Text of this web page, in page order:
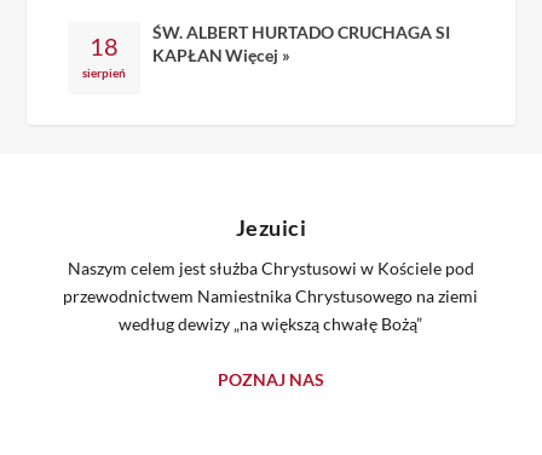
18
sierpień
ŚW. ALBERT HURTADO CRUCHAGA SI
KAPŁAN Więcej »
Jezuici
Naszym celem jest służba Chrystusowi w Kościele pod
przewodnictwem Namiestnika Chrystusowego na ziemi
według dewizy „na większą chwałę Bożą”
POZNAJ NAS